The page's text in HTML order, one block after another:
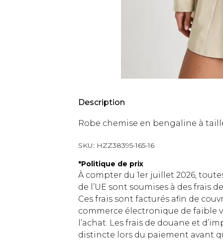
Description
Robe chemise en bengaline à
SKU: HZZ38395-165-16
*Politique de prix
À compter du 1er juillet 2026,
de l’UE sont soumises à des frais
Ces frais sont facturés afin de
commerce électronique de faible
l’achat. Les frais de douane et
distincte lors du paiement avant